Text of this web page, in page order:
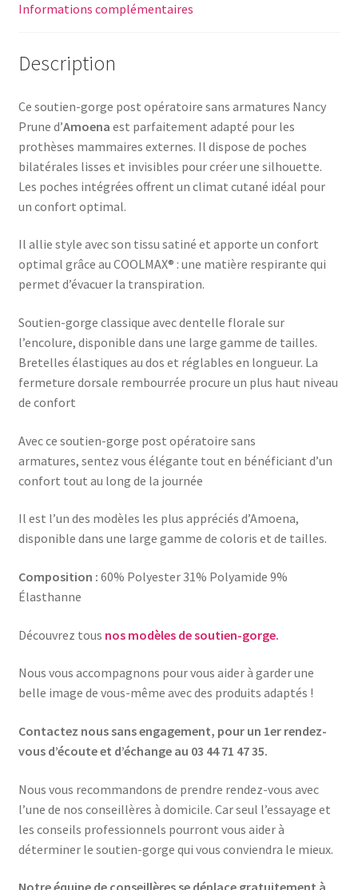
Informations complémentaires
Description
Ce soutien-gorge post opératoire sans armatures Nancy
Prune d’Amoena est parfaitement adapté pour les
prothèses mammaires externes. Il dispose de poches
bilatérales lisses et invisibles pour créer une silhouette.
Les poches intégrées offrent un climat cutané idéal pour
un confort optimal.
Il allie style avec son tissu satiné et apporte un confort
optimal grâce au COOLMAX® : une matière respirante qui
permet d’évacuer la transpiration.
Soutien-gorge classique avec dentelle florale sur
l’encolure, disponible dans une large gamme de tailles.
Bretelles élastiques au dos et réglables en longueur. La
fermeture dorsale rembourrée procure un plus haut niveau
de confort
Avec ce soutien-gorge post opératoire sans
armatures, sentez vous élégante tout en bénéficiant d’un
confort tout au long de la journée
Il est l’un des modèles les plus appréciés d’Amoena,
disponible dans une large gamme de coloris et de tailles.
Composition : 60% Polyester 31% Polyamide 9%
Élasthanne
Découvrez tous nos modèles de soutien-gorge.
Nous vous accompagnons pour vous aider à garder une
belle image de vous-même avec des produits adaptés !
Contactez nous sans engagement, pour un 1er rendez-
vous d’écoute et d’échange au 03 44 71 47 35.
Nous vous recommandons de prendre rendez-vous avec
l’une de nos conseillères à domicile. Car seul l’essayage et
les conseils professionnels pourront vous aider à
déterminer le soutien-gorge qui vous conviendra le mieux.